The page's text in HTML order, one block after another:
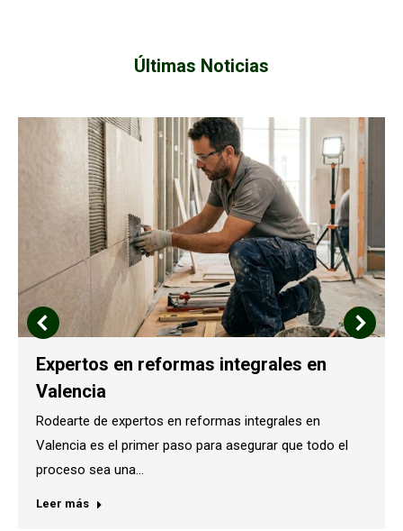
Últimas Noticias
Expertos en reformas integrales en
Valencia
Rodearte de expertos en reformas integrales en
Valencia es el primer paso para asegurar que todo el
proceso sea una…
Leer más